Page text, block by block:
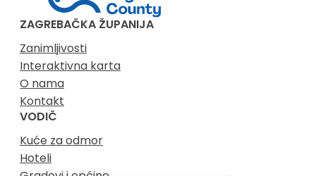
ZAGREBAČKA ŽUPANIJA
Zanimljivosti
Interaktivna karta
O nama
Kontakt
VODIČ
Kuće za odmor
Hoteli